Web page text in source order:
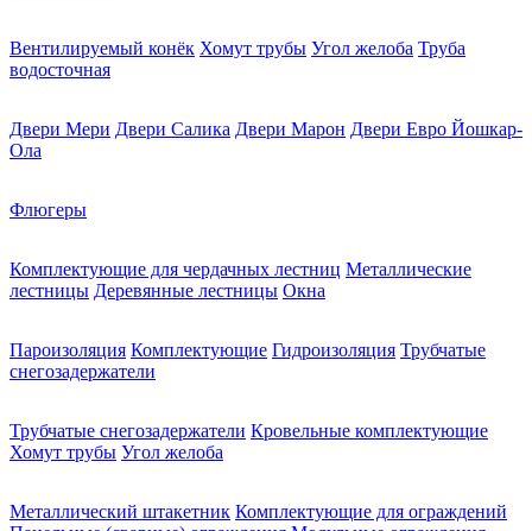
Вентилируемый конёк Хомут трубы Угол желоба Труба
водосточная
Двери Мери Двери Салика Двери Марон Двери Евро Йошкар-
Ола
Флюгеры
Комплектующие для чердачных лестниц Металлические
лестницы Деревянные лестницы Окна
Пароизоляция Комплектующие Гидроизоляция Трубчатые
снегозадержатели
Трубчатые снегозадержатели Кровельные комплектующие
Хомут трубы Угол желоба
Металлический штакетник Комплектующие для ограждений